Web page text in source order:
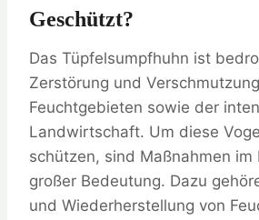
Geschützt?
Das Tüpfelsumpfhuhn ist
Zerstörung und
Feuchtgebieten sowie der
Landwirtschaft. Um diese
schützen, sind Maßnahmen im
großer Bedeutung. Dazu
und Wiederherstellung von